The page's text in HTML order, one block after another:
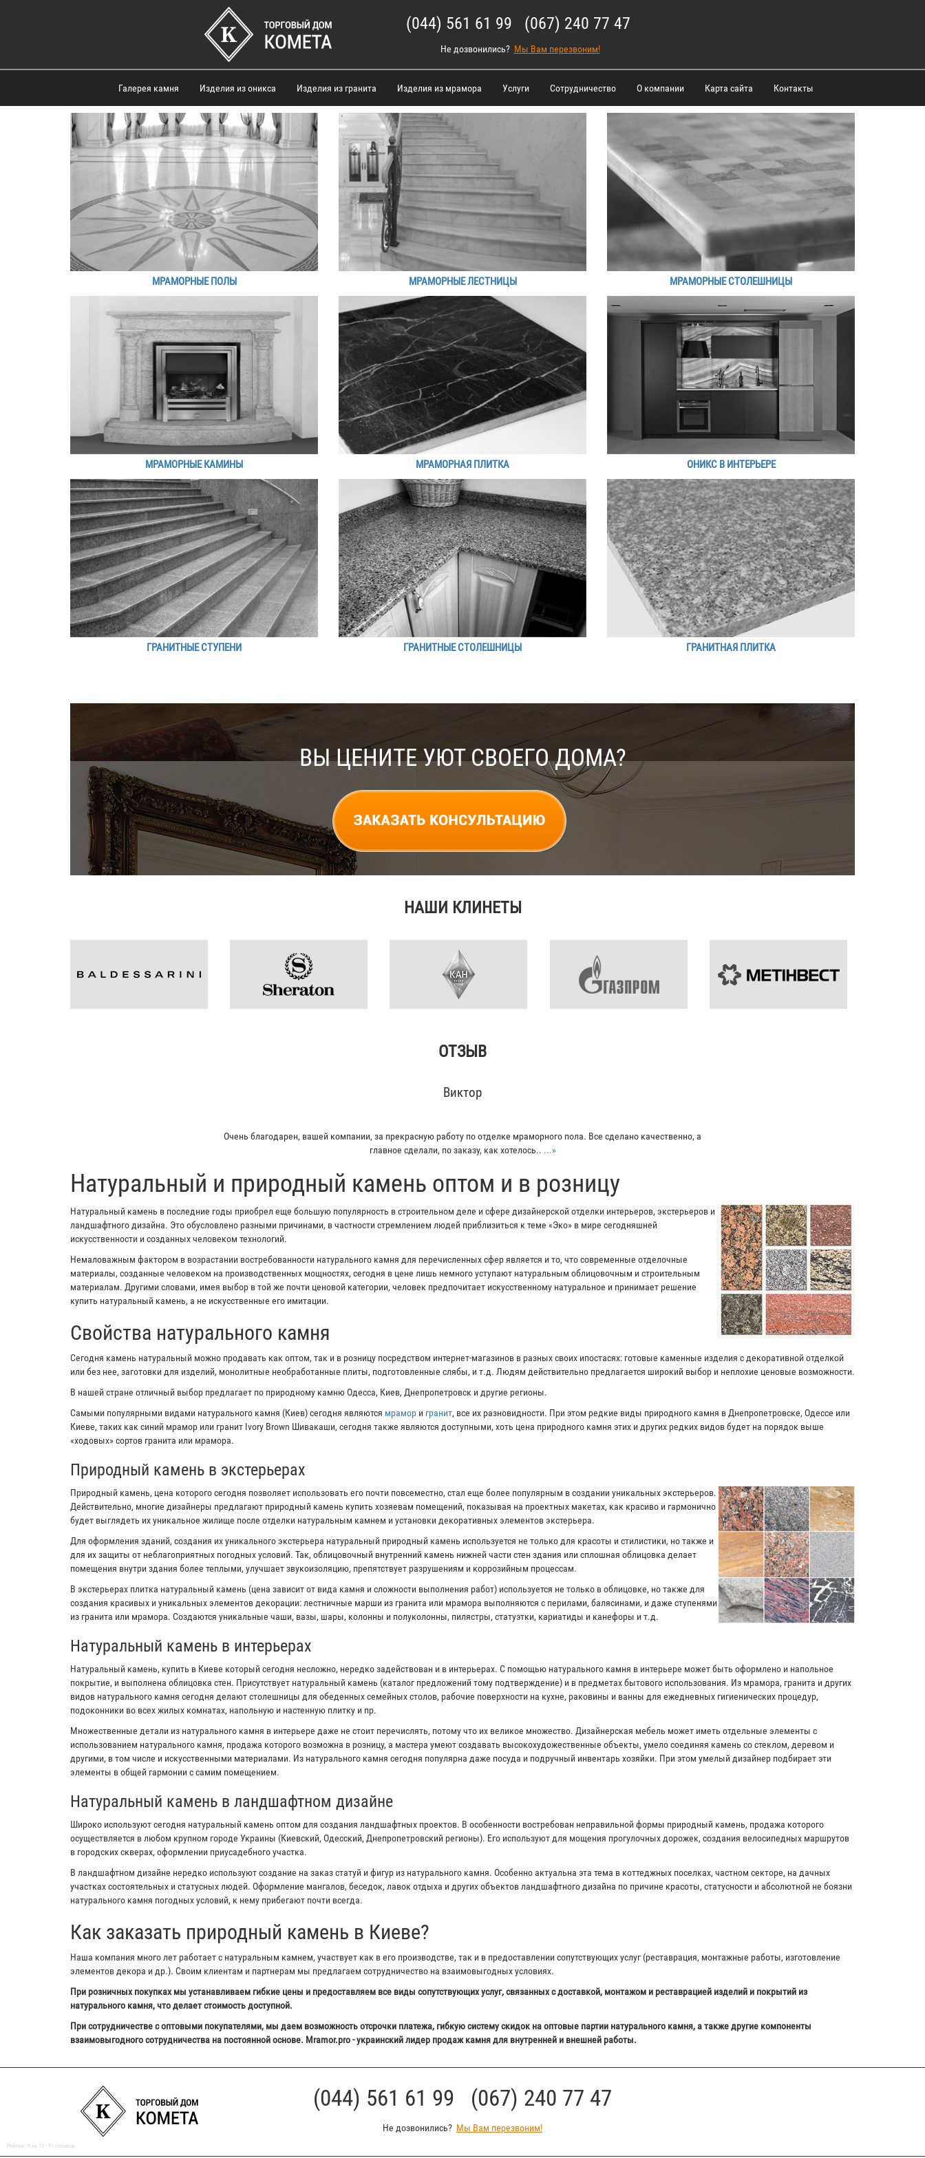
(044) 561 61 99 (067) 240 77 47
Не дозвонились? Мы Вам перезвоним!
Галерея камня Изделия из оникса Изделия из гранита Изделия из мрамора Услуги Сотрудничество О компании Карта сайта Контакты
МРАМОРНЫЕ ПОЛЫ МРАМОРНЫЕ ЛЕСТНИЦЫ МРАМОРНЫЕ СТОЛЕШНИЦЫ
МРАМОРНЫЕ КАМИНЫ МРАМОРНАЯ ПЛИТКА ОНИКС В ИНТЕРЬЕРЕ
ГРАНИТНЫЕ СТУПЕНИ ГРАНИТНЫЕ СТОЛЕШНИЦЫ ГРАНИТНАЯ ПЛИТКА
ВЫ ЦЕНИТЕ УЮТ СВОЕГО ДОМА?
НАШИ КЛИНЕТЫ
ОТЗЫВ
Виктор
Очень благодарен, вашей компании, за прекрасную работу по отделке мраморного пола. Все сделано качественно, а
главное сделали, по заказу, как хотелось.. ...»
​Натуральный и природный камень оптом и в розницу
Натуральный камень в последние годы приобрел еще большую популярность в строительном деле и сфере дизайнерской отделки интерьеров, экстерьеров и
ландшафтного дизайна. Это обусловлено разными причинами, в частности стремлением людей приблизиться к теме «Эко» в мире сегодняшней
искусственности и созданных человеком технологий.
Немаловажным фактором в возрастании востребованности натурального камня для перечисленных сфер является и то, что современные отделочные
материалы, созданные человеком на производственных мощностях, сегодня в цене лишь немного уступают натуральным облицовочным и строительным
материалам. Другими словами, имея выбор в той же почти ценовой категории, человек предпочитает искусственному натуральное и принимает решение
купить натуральный камень, а не искусственные его имитации.
Свойства натурального камня
Сегодня камень натуральный можно продавать как оптом, так и в розницу посредством интернет-магазинов в разных своих ипостасях: готовые каменные изделия с декоративной отделкой
или без нее, заготовки для изделий, монолитные необработанные плиты, подготовленные слябы, и т.д. Людям действительно предлагается широкий выбор и неплохие ценовые возможности.
В нашей стране отличный выбор предлагает по природному камню Одесса, Киев, Днепропетровск и другие регионы.
Самыми популярными видами натурального камня (Киев) сегодня являются мрамор и гранит, все их разновидности. При этом редкие виды природного камня в Днепропетровске, Одессе или
Киеве, таких как синий мрамор или гранит Ivory Brown Шивакаши, сегодня также являются доступными, хоть цена природного камня этих и других редких видов будет на порядок выше
«ходовых» сортов гранита или мрамора.
Природный камень в экстерьерах
Природный камень, цена которого сегодня позволяет использовать его почти повсеместно, стал еще более популярным в создании уникальных экстерьеров.
Действительно, многие дизайнеры предлагают природный камень купить хозяевам помещений, показывая на проектных макетах, как красиво и гармонично
будет выглядеть их уникальное жилище после отделки натуральным камнем и установки декоративных элементов экстерьера.
Для оформления зданий, создания их уникального экстерьера натуральный природный камень используется не только для красоты и стилистики, но также и
для их защиты от неблагоприятных погодных условий. Так, облицовочный внутренний камень нижней части стен здания или сплошная облицовка делает
помещения внутри здания более теплыми, улучшает звукоизоляцию, препятствует разрушениям и коррозийным процессам.
В экстерьерах плитка натуральный камень (цена зависит от вида камня и сложности выполнения работ) используется не только в облицовке, но также для
создания красивых и уникальных элементов декорации: лестничные марши из гранита или мрамора выполняются с перилами, балясинами, и даже ступенями
из гранита или мрамора. Создаются уникальные чаши, вазы, шары, колонны и полуколонны, пилястры, статуэтки, кариатиды и канефоры и т.д.
Натуральный камень в интерьерах
Натуральный камень, купить в Киеве который сегодня несложно, нередко задействован и в интерьерах. С помощью натурального камня в интерьере может быть оформлено и напольное
покрытие, и выполнена облицовка стен. Присутствует натуральный камень (каталог предложений тому подтверждение) и в предметах бытового использования. Из мрамора, гранита и других
видов натурального камня сегодня делают столешницы для обеденных семейных столов, рабочие поверхности на кухне, раковины и ванны для ежедневных гигиенических процедур,
подоконники во всех жилых комнатах, напольную и настенную плитку и пр.
Множественные детали из натурального камня в интерьере даже не стоит перечислять, потому что их великое множество. Дизайнерская мебель может иметь отдельные элементы с
использованием натурального камня, продажа которого возможна в розницу, а мастера умеют создавать высокохудожественные объекты, умело соединяя камень со стеклом, деревом и
другими, в том числе и искусственными материалами. Из натурального камня сегодня популярна даже посуда и подручный инвентарь хозяйки. При этом умелый дизайнер подбирает эти
элементы в общей гармонии с самим помещением.
Натуральный камень в ландшафтном дизайне
Широко используют сегодня натуральный камень оптом для создания ландшафтных проектов. В особенности востребован неправильной формы природный камень, продажа которого
осуществляется в любом крупном городе Украины (Киевский, Одесский, Днепропетровский регионы). Его используют для мощения прогулочных дорожек, создания велосипедных маршрутов
в городских скверах, оформлении приусадебного участка.
В ландшафтном дизайне нередко используют создание на заказ статуй и фигур из натурального камня. Особенно актуальна эта тема в коттеджных поселках, частном секторе, на дачных
участках состоятельных и статусных людей. Оформление мангалов, беседок, лавок отдыха и других объектов ландшафтного дизайна по причине красоты, статусности и абсолютной не боязни
натурального камня погодных условий, к нему прибегают почти всегда.
Как заказать природный камень в Киеве?
Наша компания много лет работает с натуральным камнем, участвует как в его производстве, так и в предоставлении сопутствующих услуг (реставрация, монтажные работы, изготовление
элементов декора и др.). Своим клиентам и партнерам мы предлагаем сотрудничество на взаимовыгодных условиях.
При розничных покупках мы устанавливаем гибкие цены и предоставляем все виды сопутствующих услуг, связанных с доставкой, монтажом и реставрацией изделий и покрытий из
натурального камня, что делает стоимость доступной.
При сотрудничестве с оптовыми покупателями, мы даем возможность отсрочки платежа, гибкую систему скидок на оптовые партии натурального камня, а также другие компоненты
взаимовыгодного сотрудничества на постоянной основе. Mramor.pro - украинский лидер продаж камня для внутренней и внешней работы.
(044) 561 61 99 (067) 240 77 47
Не дозвонились? Мы Вам перезвоним!
Рейтинг: 9 из 10 91 отзывов.